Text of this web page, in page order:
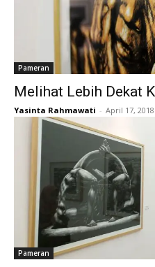
Pameran
Melihat Lebih Dekat
Yasinta Rahmawati - April 17, 2018
Pameran